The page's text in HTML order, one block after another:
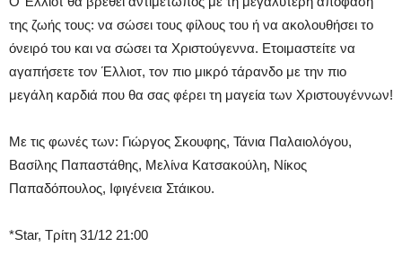
της ζωής τους: να σώσει τους φίλους του ή να ακολουθήσει το
όνειρό του και να σώσει τα Χριστούγεννα. Ετοιμαστείτε να
αγαπήσετε τον Έλλιοτ, τον πιο μικρό τάρανδο με την πιο
μεγάλη καρδιά που θα σας φέρει τη μαγεία των Χριστουγέννων!
Με τις φωνές των: Γιώργος Σκουφης, Τάνια Παλαιολόγου,
Βασίλης Παπαστάθης, Μελίνα Κατσακούλη, Νίκος
Παπαδόπουλος, Ιφιγένεια Στάικου.
*Star, Τρίτη 31/12 21:00